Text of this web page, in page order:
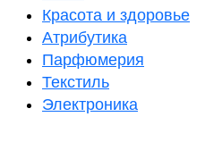
Красота и здоровье
Атрибутика
Парфюмерия
Текстиль
Электроника